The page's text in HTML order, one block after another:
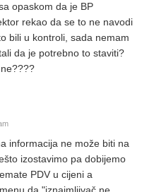
opaskom da je BP
rekao da se to ne navodi
bili u kontroli, sada nemam
da je potrebno to staviti?
informacija ne može biti na
izostavimo pa dobijemo
PDV u cijeni a